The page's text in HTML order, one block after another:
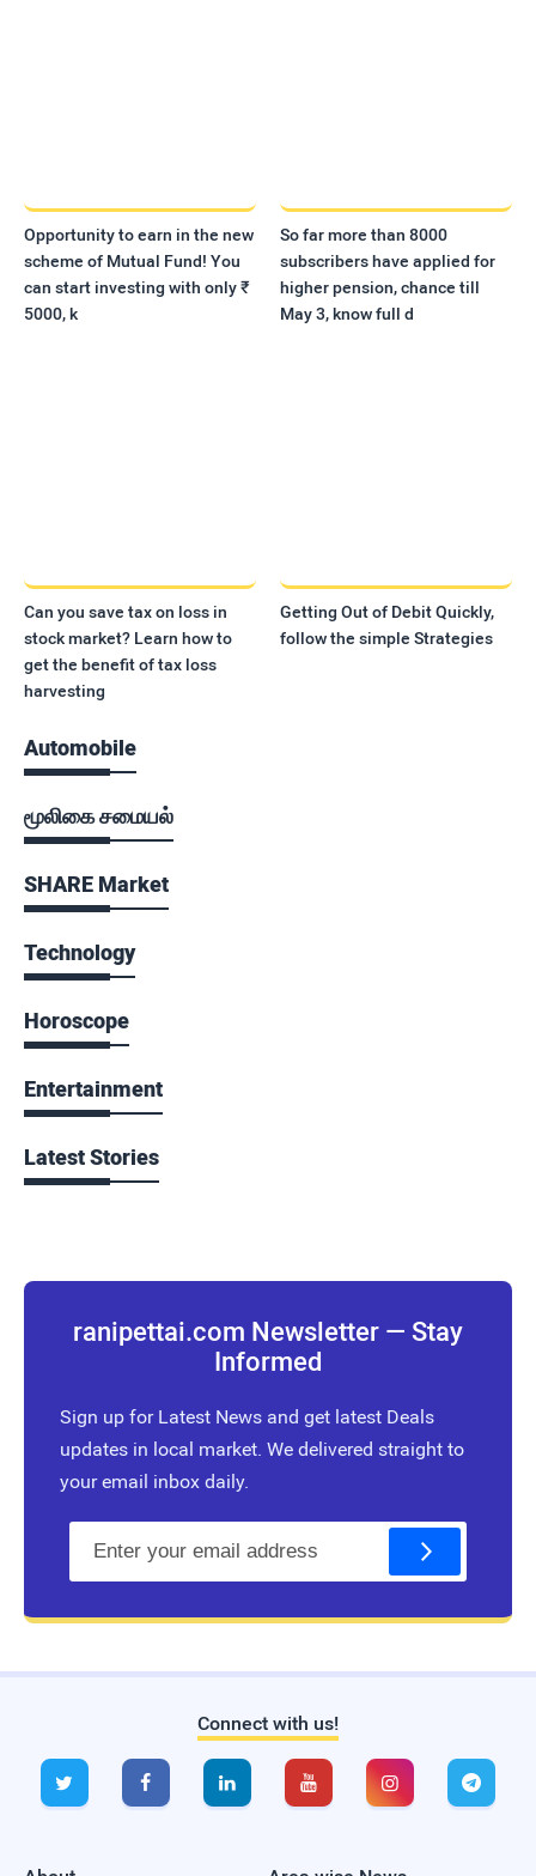
Opportunity to earn in the new
scheme of Mutual Fund! You
can start investing with only ₹
5000, k
So far more than 8000
subscribers have applied for
higher pension, chance till
May 3, know full d
Can you save tax on loss in
stock market? Learn how to
get the benefit of tax loss
harvesting
Getting Out of Debit Quickly,
follow the simple Strategies
Automobile
மூலிகை சமையல்
SHARE Market
Technology
Horoscope
Entertainment
Latest Stories
ranipettai.com Newsletter — Stay
Informed
Sign up for Latest News and get latest Deals
updates in local market. We delivered straight to
your email inbox daily.
l
Live Traffic Feed
A visitor from Singapore
viewed
வேலை கிடைக்க எளிய பரிகாரம்.!!
Virumbiya…
1 hr 51 mins ago
Connect with us!
     